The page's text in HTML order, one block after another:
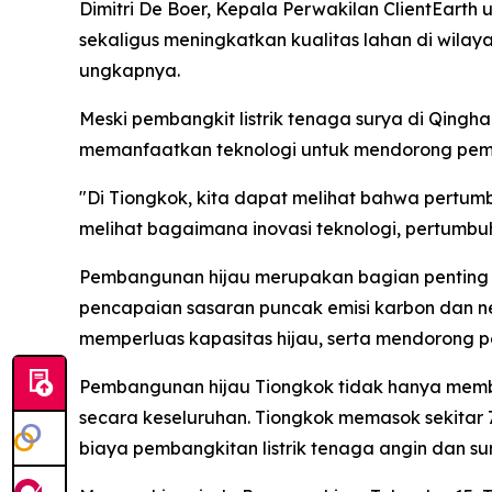
Dimitri De Boer, Kepala Perwakilan
sekaligus meningkatkan kualitas lahan di
ungkapnya.
Meski pembangkit listrik tenaga surya di
memanfaatkan teknologi untuk mendorong
"Di Tiongkok, kita dapat melihat bahwa
melihat bagaimana inovasi teknologi,
Pembangunan hijau merupakan bagian
pencapaian sasaran puncak emisi karbon dan
memperluas kapasitas hijau, serta mendorong
Pembangunan hijau Tiongkok tidak hanya
secara keseluruhan. Tiongkok memasok
biaya pembangkitan listrik tenaga angin dan